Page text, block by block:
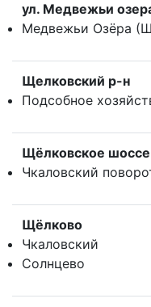
ул. Медвежьи
Медвежьи Озёра
Щелковский р-н
Подсобное
Щёлковское шоссе
Чкаловский
Щёлково
Чкаловский
Солнцево